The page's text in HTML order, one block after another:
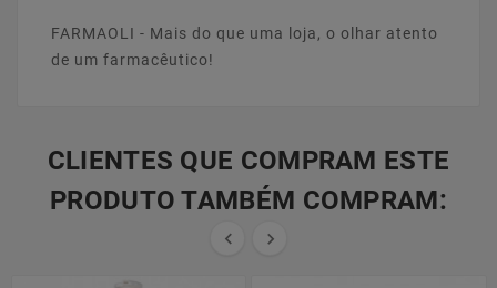
FARMAOLI - Mais do que uma loja, o olhar atento
de um farmacêutico!
CLIENTES QUE COMPRAM ESTE
PRODUTO TAMBÉM COMPRAM:
 